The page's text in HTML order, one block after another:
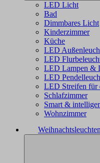
LED Licht
Bad
Dimmbares Licht
Kinderzimmer
Küche
LED
LED
LED Lampen &
LED
LED Streifen für
Schlafzimmer
Smart &
Wohnzimmer
Weihnachtsleuchten